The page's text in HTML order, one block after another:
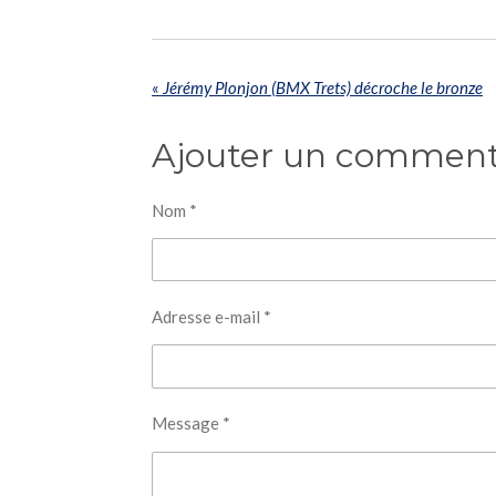
« Jérémy Plonjon (BMX Trets) décroche le bronze
Ajouter un
Nom *
Adresse e-mail *
Message *